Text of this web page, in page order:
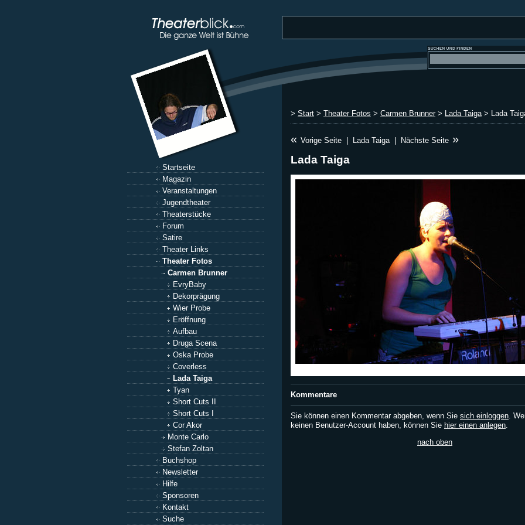
Startseite
Magazin
Veranstaltungen
Jugendtheater
Theaterstücke
Forum
Satire
Theater Links
Theater Fotos
Carmen Brunner
EvryBaby
Dekorprägung
Wier Probe
Eröffnung
Aufbau
Druga Scena
Oska Probe
Coverless
Lada Taiga
Tyan
Short Cuts II
Short Cuts I
Cor Akor
Monte Carlo
Stefan Zoltan
Buchshop
Newsletter
Hilfe
Sponsoren
Kontakt
Suche
> Start > Theater Fotos > Carmen Brunner> Lada Taiga> Lada
« Vorige Seite Lada Taiga Nächste Seite »
Lada Taiga
Kommentare
Sie können einen Kommentar abgeben, wenn Sie sich einloggen .
keinen Benutzer-Account haben, können Sie hier einen anlegen
nach oben